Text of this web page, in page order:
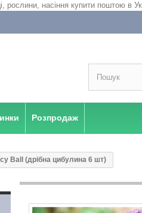
Розпродаж
Ball (дрібна цибулина 6 шт)